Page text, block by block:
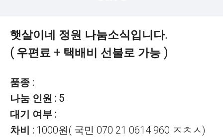
햇살이네 정원 나눔소식입니다.
( 우편료 + 택배비 선불로 가능 )
품종 :
나눔 인원 : 5
대기 여부 :
차비 : 1000원( 국민 070 21 0614 960 ㅈㅊㅅ)